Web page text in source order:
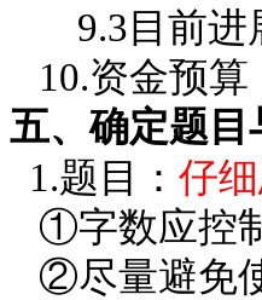
9.3目前
10.资金预算
五、确定题目
1.题目： 仔
①字数应控
②尽量避免